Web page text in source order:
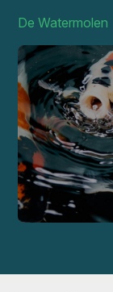
De Watermolen